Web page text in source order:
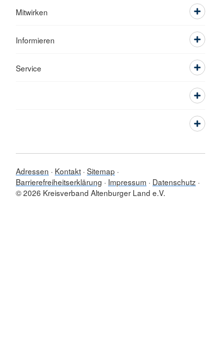
Mitwirken
Informieren
Service
Adressen Kontakt Sitemap
Barrierefreiheitserklärung
Impressum
Datenschutz
© 2026 Kreisverband Altenburger Land e.V.